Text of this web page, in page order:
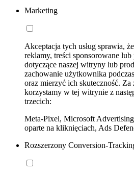
Marketing
Akceptacja tych usług sprawia,
reklamy, treści sponsorowane
dotyczące naszej witryny lub
zachowanie użytkownika
oraz mierzyć ich skuteczność.
korzystamy w tej witrynie z
trzecich:
Meta-Pixel, Microsoft
oparte na kliknięciach, Ads
Rozszerzony Conversion-